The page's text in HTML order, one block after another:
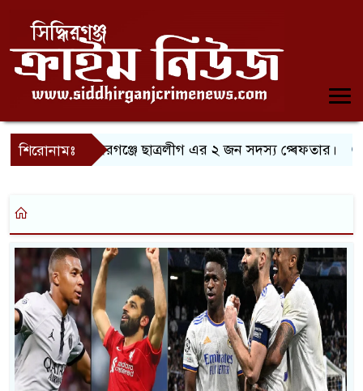
শিরোনামঃসিদ্ধিরগঞ্জে ছাত্রলীগ এর ২ জন সদস্য গ্ৰেফতার।